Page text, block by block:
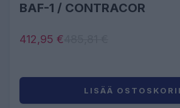
BAF-1 / CONTRACOR
412,95 €
LISÄÄ